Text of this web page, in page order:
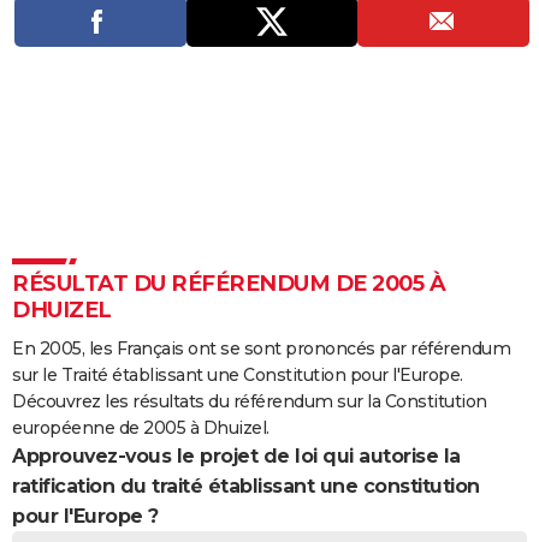
Destinations
Voyage nature
Voyage de noces
Dictionnaire
Biographies
Citations
Expressions
Proverbes
PROGRAMME TV
COPAINS D'AVANT
S'inscrire
Se connecter
Lycées
Collèges
Primaires
Universités
Entreprises
Service militaire
Avis de recherche
AVIS DE DÉCÈS
FORUM
Bricolage
Lifestyle
Culture
Sport
Auto
Television
Voyage
Cinema
RÉSULTAT DU RÉFÉRENDUM DE 2005 À
DHUIZEL
En 2005, les Français ont se sont prononcés par référendum
sur le Traité établissant une Constitution pour l'Europe.
Découvrez les résultats du référendum sur la Constitution
européenne de 2005 à Dhuizel.
Approuvez-vous le projet de loi qui autorise la
ratification du traité établissant une constitution
pour l'Europe ?